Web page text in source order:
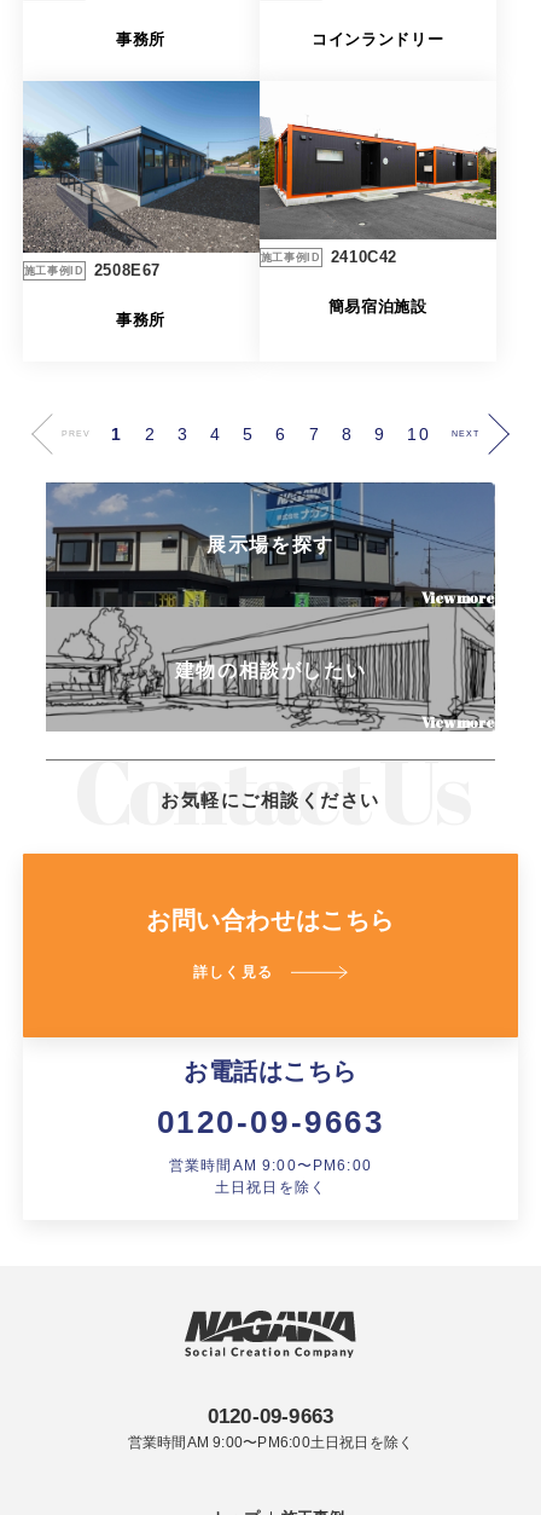
事務所 コインランドリー
施工事例ID 2508E67
事務所
施工事例ID 2410C42
簡易宿泊施設
PREV 1 2 3 4 5 6 7 8 9 10 NEXT
展示場を探す
建物の相談がしたい
お気軽にご相談ください
お問い合わせはこちら
詳しく見る
お電話はこちら
0120-09-9663
営業時間AM 9:00〜PM6:00
土日祝日を除く
0120-09-9663
営業時間AM 9:00〜PM6:00土日祝日を除く